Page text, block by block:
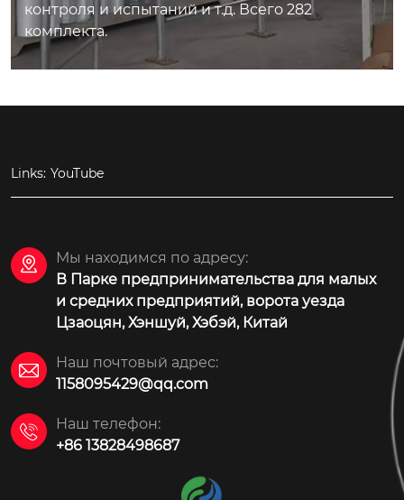
контроля и испытаний и т.д. Всего 282
комплекта.
Links: YouTube

Мы находимся по адресу:
В Парке предпринимательства для малых
и средних предприятий, ворота уезда
Цзаоцян, Хэншуй, Хэбэй, Китай

Наш почтовый адрес:
1158095429@qq.com

Наш телефон:
+86 13828498687